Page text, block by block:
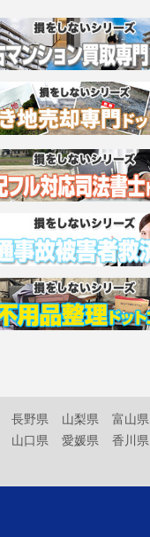
長野県 山梨県 富山県
山口県 愛媛県 香川県